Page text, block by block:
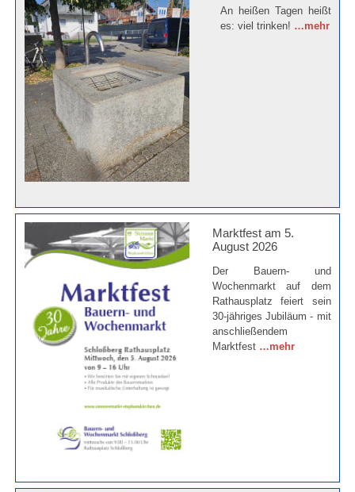
An heißen Tagen heißt
es: viel trinken! …mehr
Marktfest am 5.
August 2026
Der Bauern- und
Wochenmarkt auf dem
Rathausplatz feiert sein
30-jähriges Jubiläum - mit
anschließendem
Marktfest …mehr